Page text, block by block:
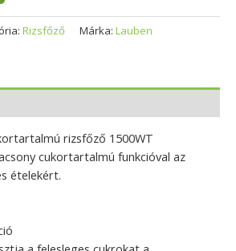
Rizsfőző Márka: Lauben
rizsfőző 1500WT
cukortartalmú funkcióval az
ételekért.